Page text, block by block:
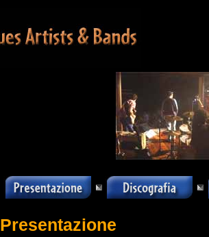
Presentazione